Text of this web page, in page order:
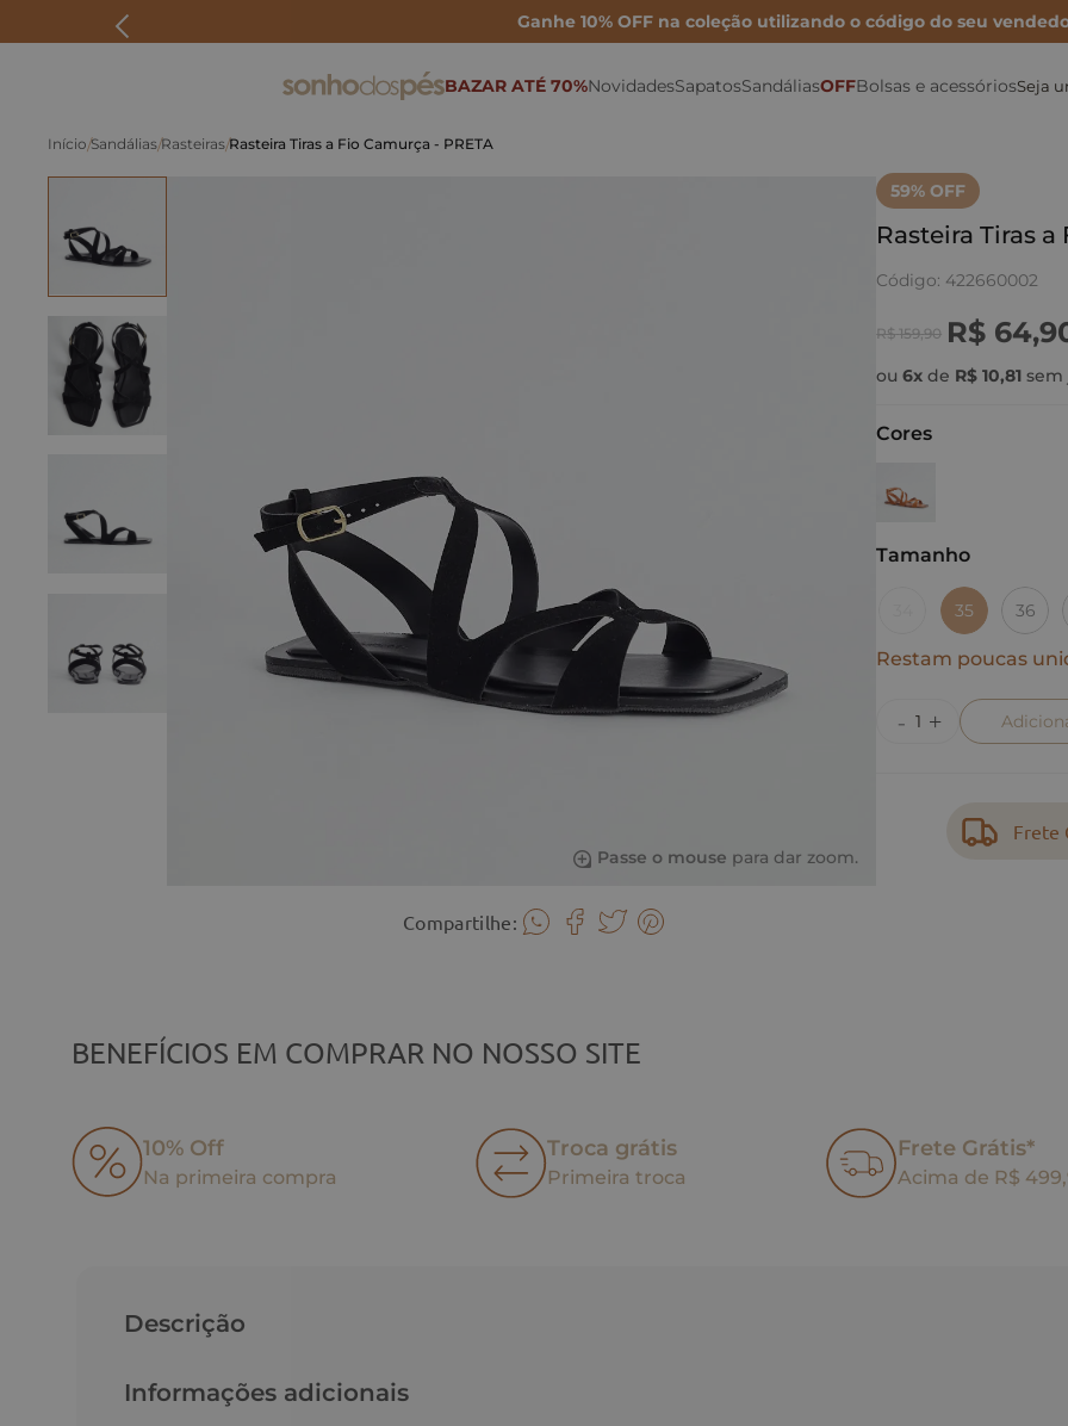
Ganhe 10% OFF na coleção utilizando o código do seu
BAZAR ATÉ 70%NovidadesSapatosSandálias
Sandálias Altas
Sandálias médias e baixas
OFFBolsas e acessórios
Ver todas as Bolsas
Seja
Sandálias Rasteiras Rasteira Tiras a Fio Camurça - PRETA
Passe o mouse para dar zoom.
Compartilhe:
59% OFF
Rasteira Tiras a
Código: 422660002
R$ 159,90 R$ 64,
ou6x de R$ 10,81 sem
Cores
Tamanho
35 36
Restam poucas
Frete
BENEFÍCIOS EM COMPRAR NO NOSSO SITE
10% Off
Na primeira compra
Troca grátis
Primeira troca
Frete Grátis*
Acima de R$
Descrição
Informações adicionais